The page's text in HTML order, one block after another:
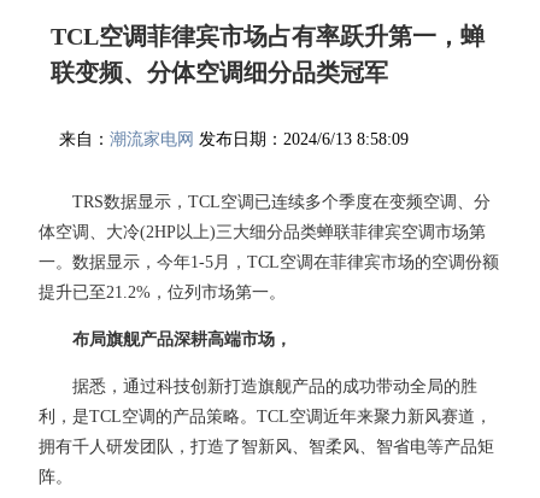
TCL空调菲律宾市场占有率跃升第一，蝉
联变频、分体空调细分品类冠军
来自：潮流家电网 发布日期：2024/6/13 8:58:09
TRS数据显示，TCL空调已连续多个季度在变频空调、分
体空调、大冷(2HP以上)三大细分品类蝉联菲律宾空调市场第
一。数据显示，今年1-5月，TCL空调在菲律宾市场的空调份额
提升已至21.2%，位列市场第一。
布局旗舰产品深耕高端市场，
据悉，通过科技创新打造旗舰产品的成功带动全局的胜
利，是TCL空调的产品策略。TCL空调近年来聚力新风赛道，
拥有千人研发团队，打造了智新风、智柔风、智省电等产品矩
阵。